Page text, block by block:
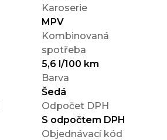
Karoserie
MPV
Kombinovaná
spotřeba
5,6 l/100 km
Barva
Šedá
Odpočet DPH
S odpočtem DPH
Objednávací kód